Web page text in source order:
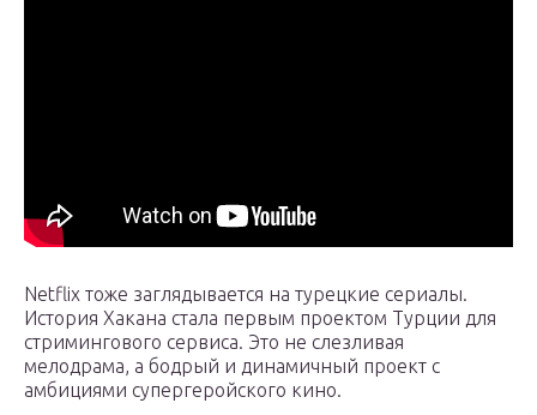
Net­flix тоже заглядывается на турецкие сериалы.
История Хакана стала первым проектом Турции для
стримингового сервиса. Это не слезливая
мелодрама, а бодрый и динамичный проект с
амбициями супергеройского кино.